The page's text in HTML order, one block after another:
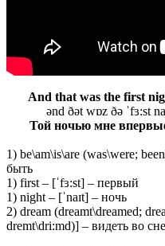
And that was the first
ənd ðət wɒz ðə ˈfɜ:st
Той ночью мне
1) be\am\is\are (was\were;
быть
1) first – [ˈfɜ:st] – первый
1) night – [ˈnaɪt] – ночь
2) dream (dreamt\dreamed;
dremt\dri:md)] – видеть во сне